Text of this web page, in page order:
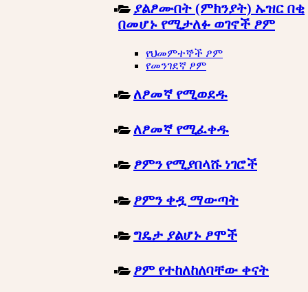
ያልፆሙበት (ምክንያት) ኡዝር በቂ
በመሆኑ የሚታለፉ ወገኖች ፆም
የህመምተኞች ፆም
የመንገደኛ ፆም
ለፆመኛ የሚወደዱ
ለፆመኛ የሚፈቀዱ
ፆምን የሚያበላሹ ነገሮች
ፆምን ቀዷ ማውጣት
ግዴታ ያልሆኑ ፆሞች
ፆም የተከለከለባቸው ቀናት